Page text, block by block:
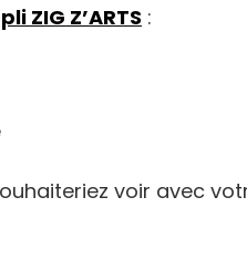
ZIG Z’ARTS :
voir avec